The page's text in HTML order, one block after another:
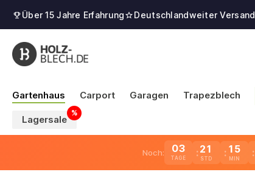
Über 15 Jahre Erfahrung Deutschlandweiter Versand
Gartenhaus Carport Garagen Trapezblech
Lagersale
Noch: 03
TAGE
21 15